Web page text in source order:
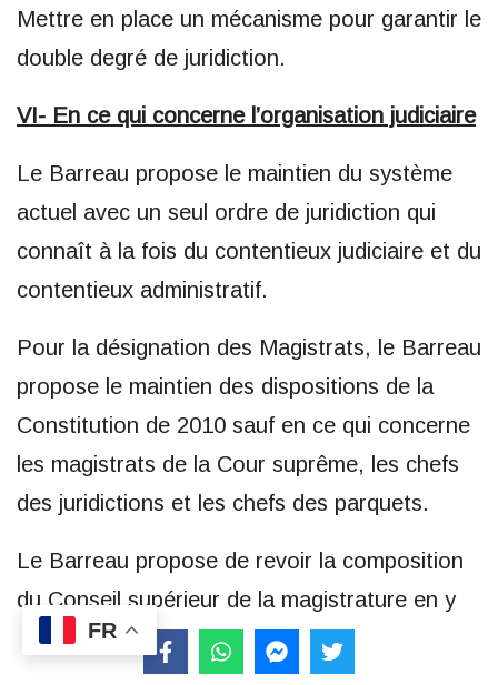
Mettre en place un mécanisme pour garantir le
double degré de juridiction.
VI- En ce qui concerne l’organisation judiciaire
Le Barreau propose le maintien du système
actuel avec un seul ordre de juridiction qui
connaît à la fois du contentieux judiciaire et du
contentieux administratif.
Pour la désignation des Magistrats, le Barreau
propose le maintien des dispositions de la
Constitution de 2010 sauf en ce qui concerne
les magistrats de la Cour suprême, les chefs
des juridictions et les chefs des parquets.
Le Barreau propose de revoir la composition
du Conseil supérieur de la magistrature en y
associant deux avocats ayant au moins 15
ans de pratiques professionnelles désignés
FR